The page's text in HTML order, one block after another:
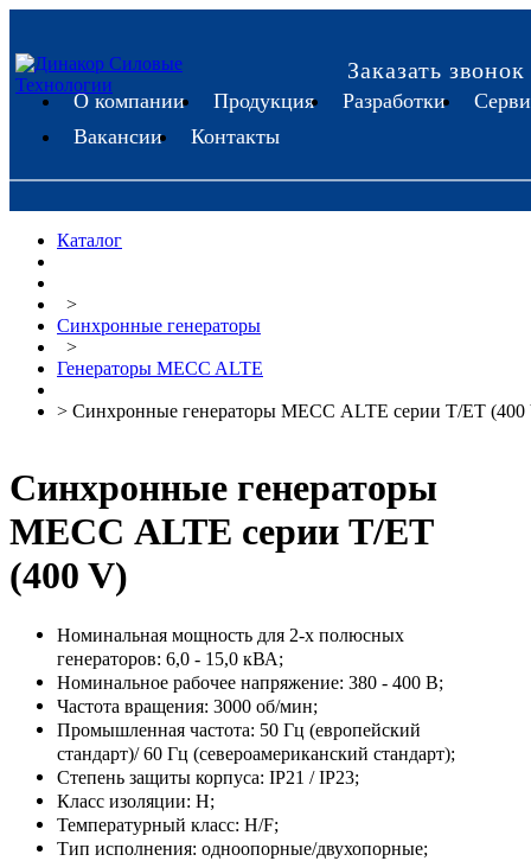
Заказать звонок
О компании Продукция Разработки
Вакансии
Контакты
Каталог
>
Синхронные генераторы
>
Генераторы MECC ALTE
> Синхронные генераторы МЕСС ALTE серии T/ET (400
Синхронные генераторы
МЕСС ALTE серии T/ET
(400 V)
Номинальная мощность для 2-х полюсных
генераторов: 6,0 - 15,0 кВА;
Номинальное рабочее напряжение: 380 - 400 В;
Частота вращения: 3000 об/мин;
Промышленная частота: 50 Гц (европейский
стандарт)/ 60 Гц (североамериканский стандарт);
Степень защиты корпуса: IP21 / IP23;
Класс изоляции: H;
Температурный класс: H/F;
Тип исполнения: одноопорные/двухопорные;